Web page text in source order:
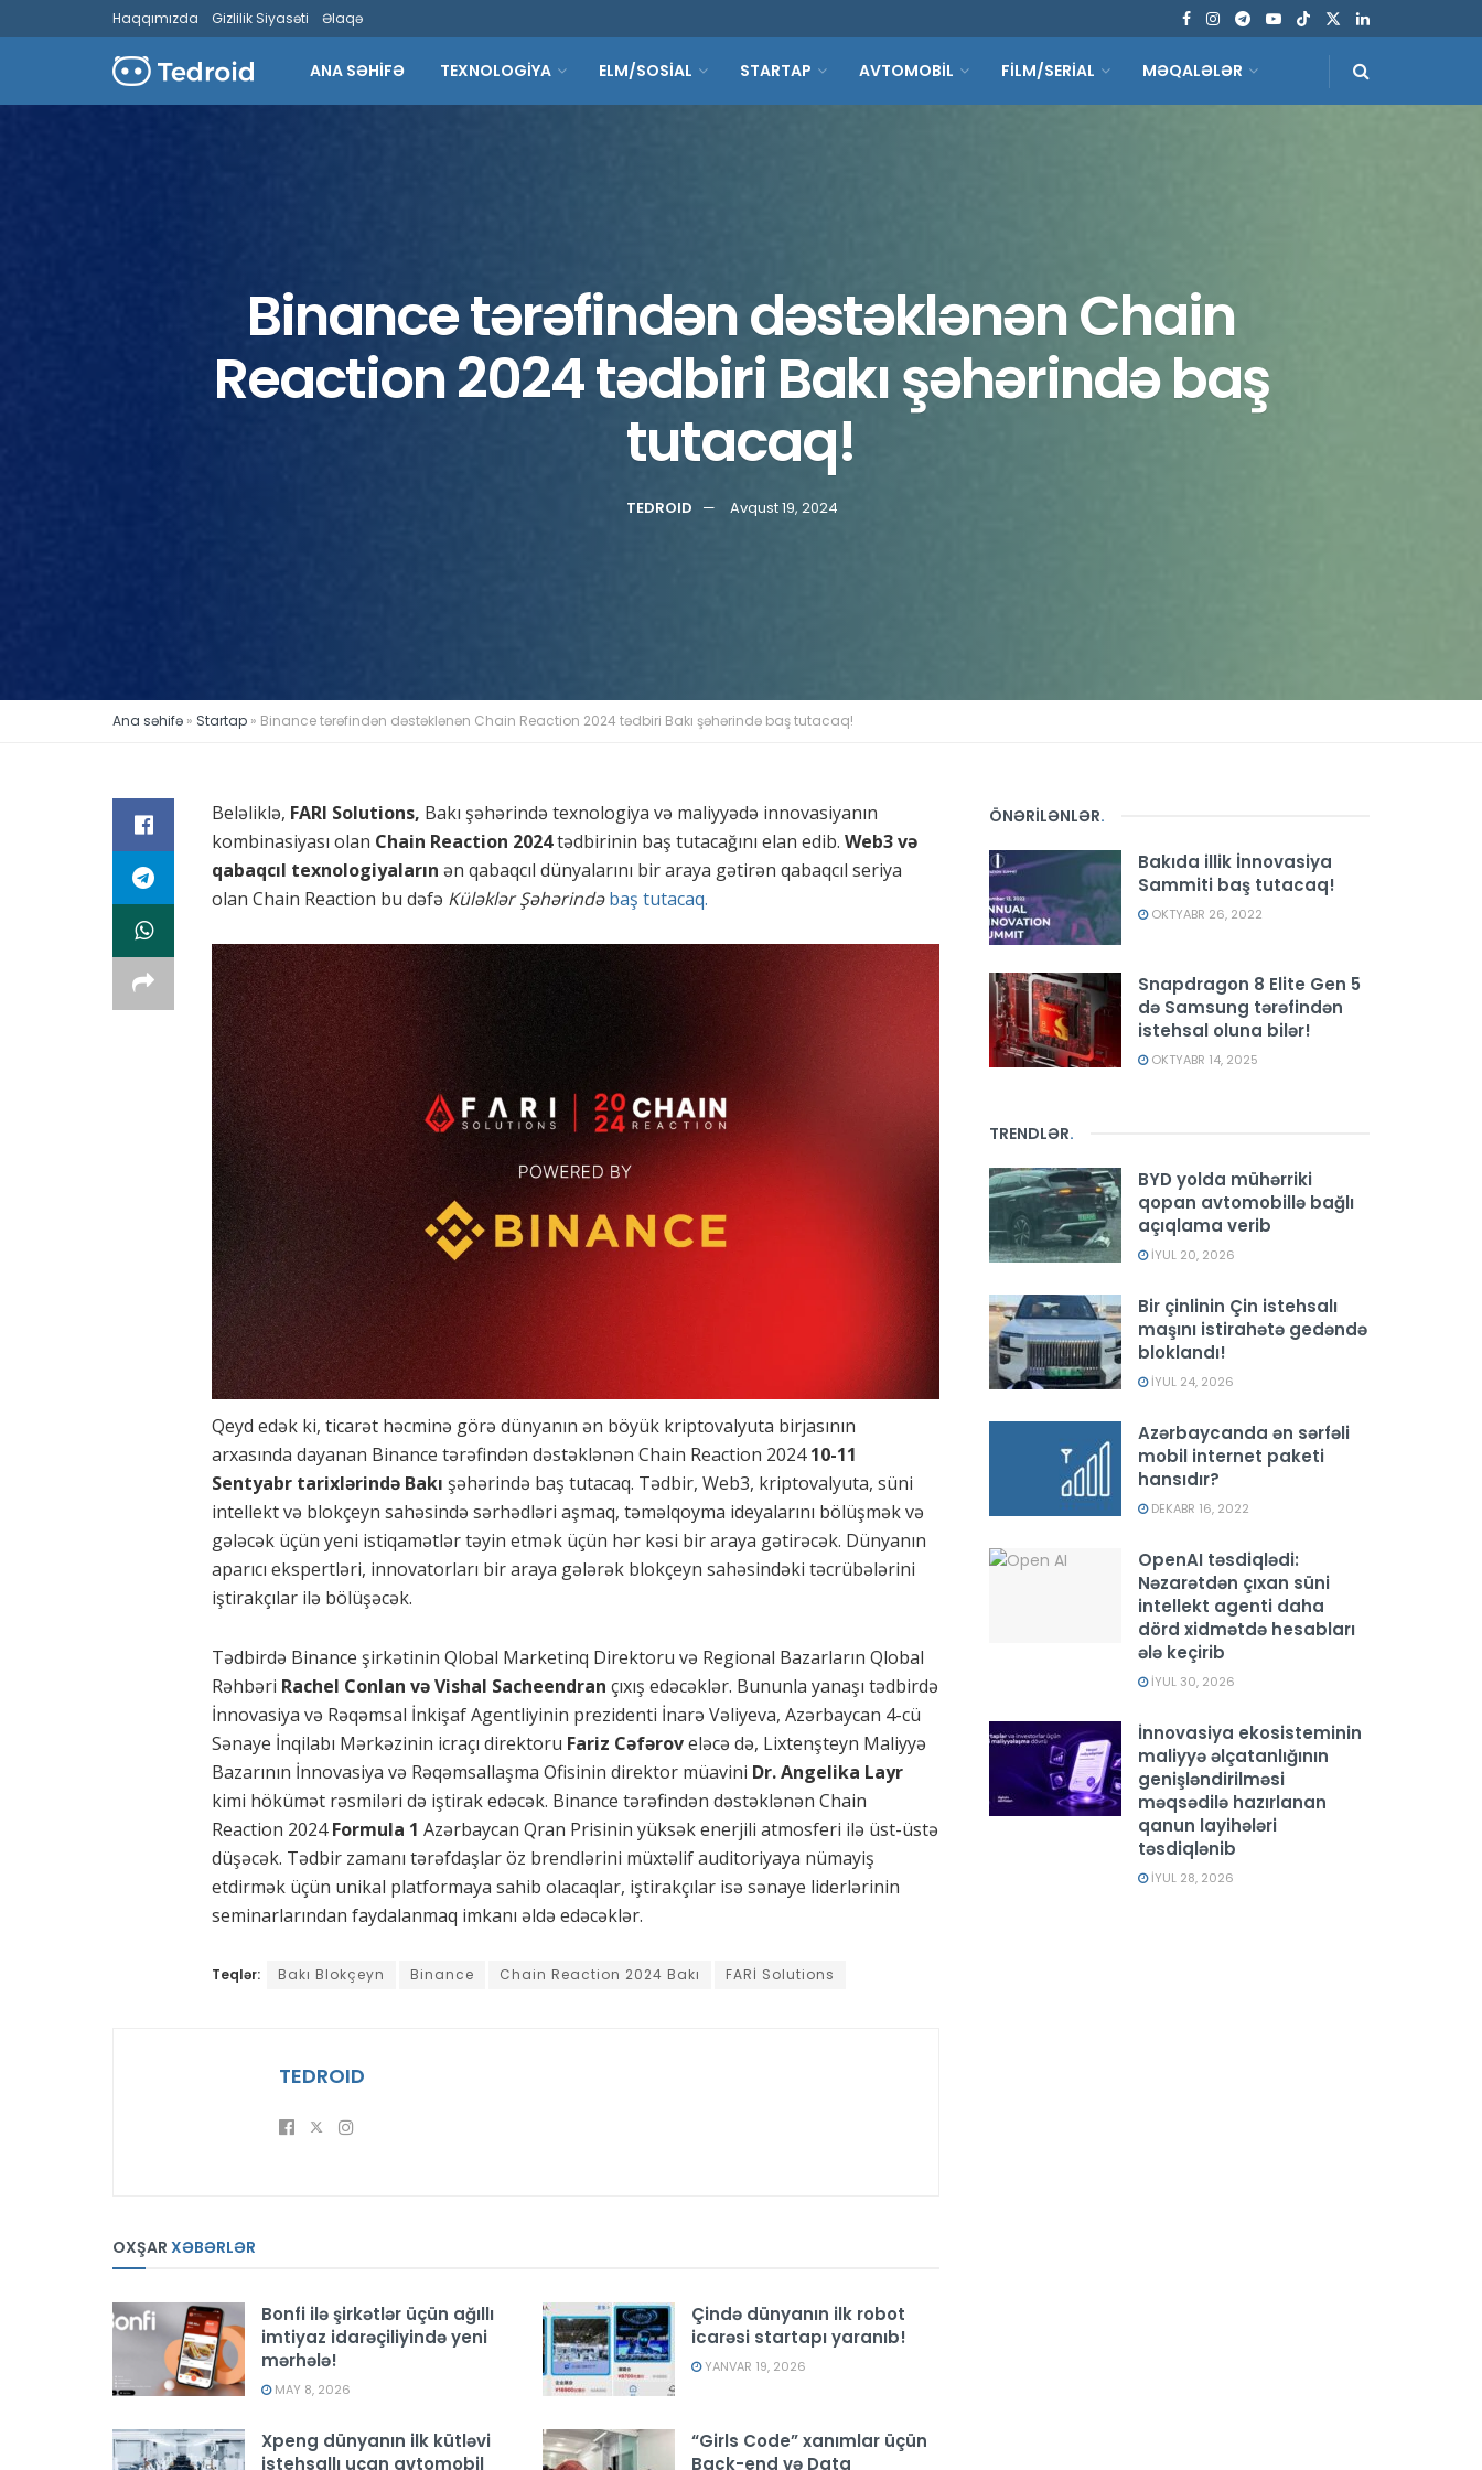
Haqqımızda Gizlilik Siyasəti Əlaqə
ANA SƏHİFƏ TEXNOLOGİYA ELM/SOSİAL STARTAP AVTOMOBİL FİLM/SERİAL MƏQALƏLƏR
Binance tərəfindən dəstəklənən Chain
Reaction 2024 tədbiri Bakı şəhərində baş
tutacaq!
TEDROID Avqust 19, 2024
Ana səhifə » Startap » Binance tərəfindən dəstəklənən Chain Reaction 2024 tədbiri Bakı şəhərində baş tutacaq!
Beləliklə, FARI Solutions, Bakı şəhərində texnologiya və maliyyədə innovasiyanın
kombinasiyası olan Chain Reaction 2024tədbirinin baş tutacağını elan edib. Web3 və
qabaqcıl texnologiyaların ən qabaqcıl dünyalarını bir araya gətirən qabaqcıl seriya
olan Chain Reaction bu dəfə Küləklər Şəhərində baş tutacaq.
Qeyd edək ki, ticarət həcminə görə dünyanın ən böyük kriptovalyuta birjasının
arxasında dayanan Binance tərəfindən dəstəklənən Chain Reaction 202410-11
Sentyabr tarixlərində Bakı şəhərində baş tutacaq. Tədbir, Web3, kriptovalyuta, süni
intellekt və blokçeyn sahəsində sərhədləri aşmaq, təməlqoyma ideyalarını bölüşmək və
gələcək üçün yeni istiqamətlər təyin etmək üçün hər kəsi bir araya gətirəcək. Dünyanın
aparıcı ekspertləri, innovatorları bir araya gələrək blokçeyn sahəsindəki təcrübələrini
iştirakçılar ilə bölüşəcək.
Tədbirdə Binance şirkətinin Qlobal Marketinq Direktoru və Regional Bazarların Qlobal
Rəhbəri Rachel Conlan və Vishal Sacheendran çıxış edəcəklər. Bununla yanaşı tədbirdə
İnnovasiya və Rəqəmsal İnkişaf Agentliyinin prezidenti İnarə Vəliyeva, Azərbaycan 4-cü
Sənaye İnqilabı Mərkəzinin icraçı direktoru Fariz Cəfəroveləcə də, Lixtenşteyn Maliyyə
Bazarının İnnovasiya və Rəqəmsallaşma Ofisinin direktor müavini Dr. Angelika Layr
kimi hökümət rəsmiləri də iştirak edəcək. Binance tərəfindən dəstəklənən Chain
Reaction 2024Formula 1 Azərbaycan Qran Prisinin yüksək enerjili atmosferi ilə üst-üstə
düşəcək. Tədbir zamanı tərəfdaşlar öz brendlərini müxtəlif auditoriyaya nümayiş
etdirmək üçün unikal platformaya sahib olacaqlar, iştirakçılar isə sənaye liderlərinin
seminarlarından faydalanmaq imkanı əldə edəcəklər.
Teqlər: Bakı Blokçeyn Binance Chain Reaction 2024 Bakı FARİ Solutions
TEDROID
OXŞAR XƏBƏRLƏR
Bonfi ilə şirkətlər üçün ağıllı
imtiyaz idarəçiliyində yeni
mərhələ!
MAY 8, 2026
Çində dünyanın ilk robot
icarəsi startapı yaranıb!
YANVAR 19, 2026
Xpeng dünyanın ilk kütləvi
istehsallı uçan avtomobil
“Girls Code” xanımlar üçün
Back-end və Data
ÖNƏRİLƏNLƏR.
Bakıda illik İnnovasiya
Sammiti baş tutacaq!
OKTYABR 26, 2022
Snapdragon 8 Elite Gen 5
də Samsung tərəfindən
istehsal oluna bilər!
OKTYABR 14, 2025
TRENDLƏR.
BYD yolda mühərriki
qopan avtomobillə bağlı
açıqlama verib
İYUL 20, 2026
Bir çinlinin Çin istehsalı
maşını istirahətə gedəndə
bloklandı!
İYUL 24, 2026
Azərbaycanda ən sərfəli
mobil internet paketi
hansıdır?
DEKABR 16, 2022
OpenAI təsdiqlədi:
Nəzarətdən çıxan süni
intellekt agenti daha
dörd xidmətdə hesabları
ələ keçirib
İYUL 30, 2026
İnnovasiya ekosisteminin
maliyyə əlçatanlığının
genişləndirilməsi
məqsədilə hazırlanan
qanun layihələri
təsdiqlənib
İYUL 28, 2026